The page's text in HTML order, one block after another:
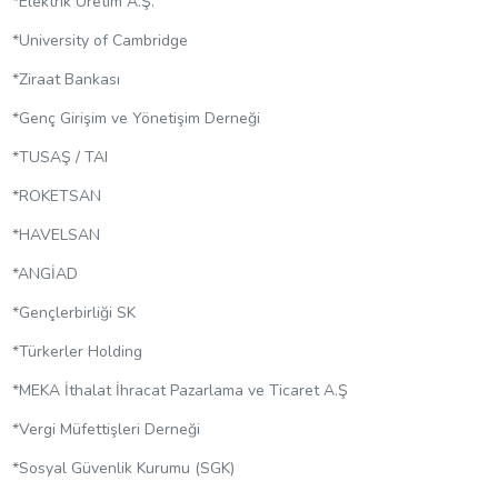
*University of Cambridge
*Ziraat Bankası
*Genç Girişim ve Yönetişim Derneği
*TUSAŞ / TAI
*ROKETSAN
*HAVELSAN
*ANGİAD
*Gençlerbirliği SK
*Türkerler Holding
*MEKA İthalat İhracat Pazarlama ve Ticaret A.Ş
*Vergi Müfettişleri Derneği
*Sosyal Güvenlik Kurumu (SGK)